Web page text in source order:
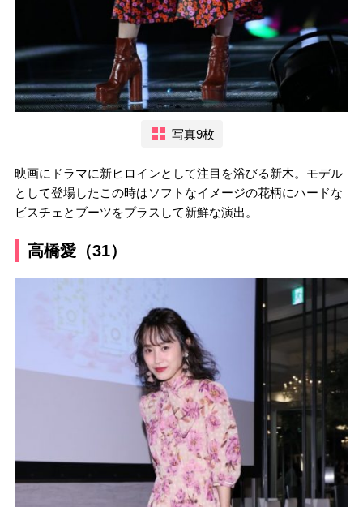
写真9枚
映画にドラマに新ヒロインとして注目を浴びる新木。モデル
として登場したこの時はソフトなイメージの花柄にハードな
ビスチェとブーツをプラスして新鮮な演出。
高橋愛（31）